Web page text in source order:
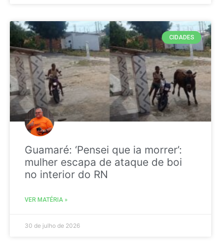
CIDADES
Guamaré: ‘Pensei que ia morrer’:
mulher escapa de ataque de boi
no interior do RN
VER MATÉRIA »
30 de julho de 2026